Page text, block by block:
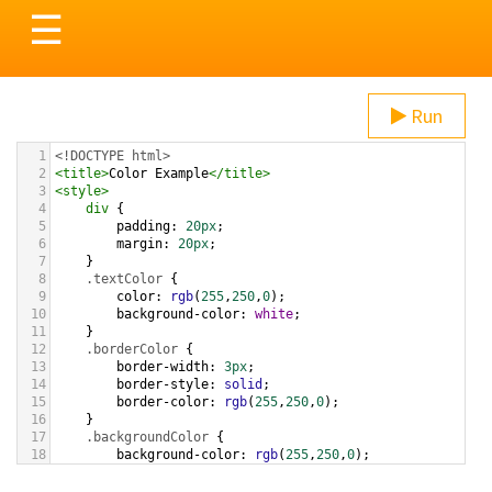
Toggle
navigation
☰
Run
1 <!DOCTYPE html>
2
<title>Color Example</title>
3 <style>
4
div {
5
padding: 20px;
6
margin: 20px;
7
}
8
.textColor {
9
color: rgb(255,250,0);
10
background-color: white;
11
}
12
.borderColor {
13
border-width: 3px;
14
border-style: solid ;
15
border-color: rgb(255,250,0);
16
}
17
.backgroundColor {
18
background-color: rgb(255,250,0);